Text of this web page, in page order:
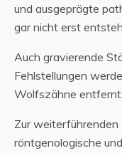
und ausgeprägte
gar nicht erst
Auch gravierende
Fehlstellungen
Wolfszähne entfernt.
Zur weiterführenden
röntgenologische